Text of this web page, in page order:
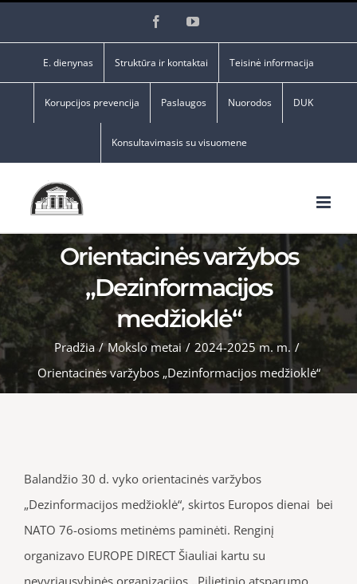
FacebookYouTube
E. dienynas Struktūra ir kontaktai Teisinė informacija
Korupcijos prevencija Paslaugos Nuorodos DUK
Konsultavimasis su visuomene
Orientacinės varžybos
„Dezinformacijos
medžioklė“
Pradžia / Mokslo metai / 2024-2025 m. m. /
Orientacinės varžybos „Dezinformacijos medžioklė“
Balandžio 30 d. vyko orientacinės varžybos
„Dezinformacijos medžioklė“, skirtos Europos dienai bei
NATO 76-osioms metinėms paminėti. Renginį
organizavo EUROPE DIRECT Šiauliai kartu su
nevyriausybinės organizacijos ,,Pilietinio atsparumo